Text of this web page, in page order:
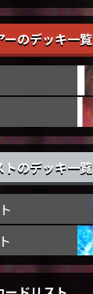
ーのデッキ一覧
トのデッキ一覧